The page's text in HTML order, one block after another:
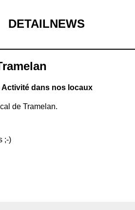
DETAILNEWS
Activité dans nos locaux
de Tramelan.
;-)